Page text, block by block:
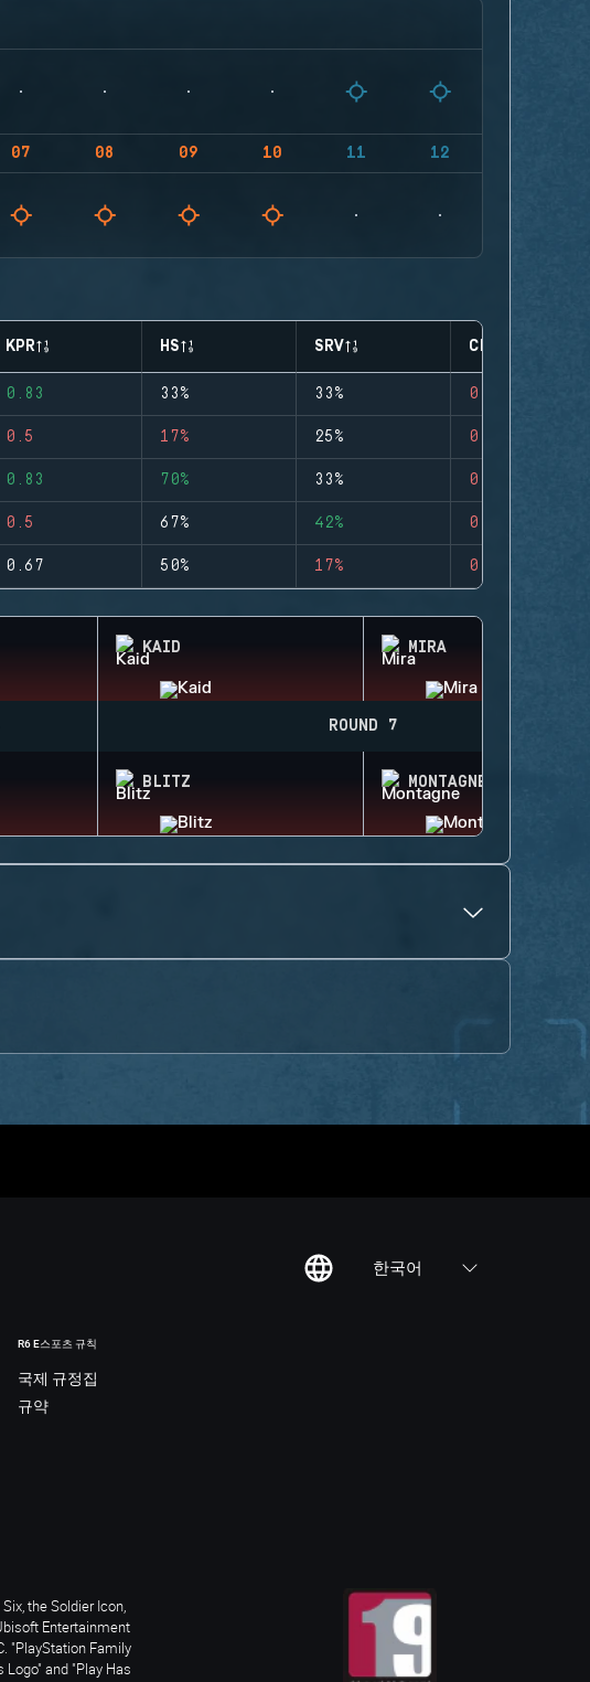
07 08 09 10 11 12
KPR HS SRV CLUTCHES
0.83 33% 33% 0
0.5 17% 25% 0
0.83 70% 33% 0
0.5 67% 42% 0
0.67 50% 17% 0
KAID MIRA
ROUND 7
BLITZ MONTAGNE
한국어
R6 E스포츠 규칙
국제 규정집
규약
the Soldier Icon,
Entertainment
"PlayStation Family
Logo" and "Play Has